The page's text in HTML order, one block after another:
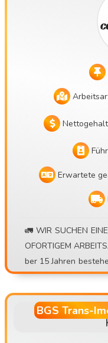
Erwartete
🚛 WIR SUCHEN EINEN FAHRER DER KLASSE C+E – MIT S
OFORTIGEM ARBEITSANFANG! 🚛 Für
ber 15 Jahren bestehendes Unternehmen suchen wir einen
Fahrer für Container-Lkw im Tages- oder
. 💰 Was wir bieten: • Verdienstmöglichkeit von 30.000 – 4
0.000 Ft/Tag • Prämienmodell mit Umkehrpauschale • Bei k
leinen internationalen Transporten
BGS Trans-